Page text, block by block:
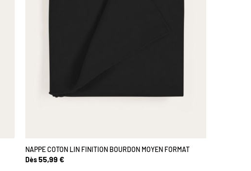
NAPPE COTON LIN FINITION BOURDON MOYEN FORMAT
Dès55,99 €